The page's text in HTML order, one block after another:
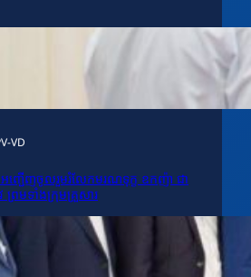
VD
ញ្ជើញចូលរួមរំលែកមរណទុក្ខ ឧកញ៉ា ជា
រមទាំងក្រុមគ្រួសារ